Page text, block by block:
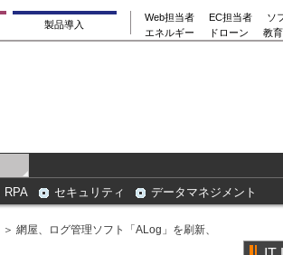
製品導入
Web担当者 EC担当者
ソ
エネルギー
ドローン 教
RPA セキュリティ データマネジメント
＞ 網屋、ログ管理ソフト「ALog」を刷新、